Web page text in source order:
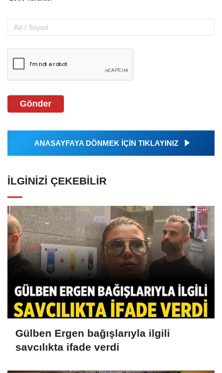
Gönder
ANASAYFAYA DÖNMEK İÇİN TIKLAYINIZ
İLGINIZI ÇEKEBILIR
Gülben Ergen bağışlarıyla ilgili
savcılıkta ifade verdi